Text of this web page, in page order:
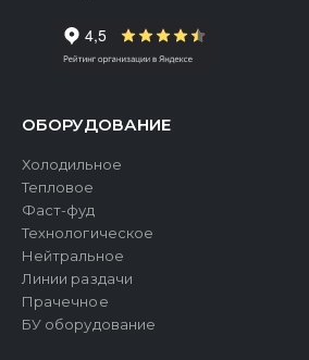
ОБОРУДОВАНИЕ
Холодильное
Тепловое
Фаст-фуд
Технологическое
Нейтральное
Линии раздачи
Прачечное
БУ оборудование